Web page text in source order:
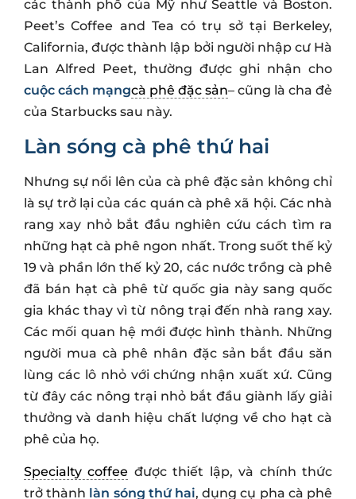
các thành phố của Mỹ như Seattle và Boston.
Peet’s Coffee and Tea có trụ sở tại Berkeley,
California, được thành lập bởi người nhập cư Hà
Lan Alfred Peet, thường được ghi nhận cho
cuộc cách mạngcà phê đặc sản– cũng là cha đẻ
của Starbucks sau này.
Làn sóng cà phê thứ hai
Nhưng sự nổi lên của cà phê đặc sản không chỉ
là sự trở lại của các quán cà phê xã hội. Các nhà
rang xay nhỏ bắt đầu nghiên cứu cách tìm ra
những hạt cà phê ngon nhất. Trong suốt thế kỷ
19 và phần lớn thế kỷ 20, các nước trồng cà phê
đã bán hạt cà phê từ quốc gia này sang quốc
gia khác thay vì từ nông trại đến nhà rang xay.
Các mối quan hệ mới được hình thành. Những
người mua cà phê nhân đặc sản bắt đầu săn
lùng các lô nhỏ với chứng nhận xuất xứ. Cũng
từ đây các nông trại nhỏ bắt đầu giành lấy giải
thưởng và danh hiệu chất lượng về cho hạt cà
phê của họ.
Specialty coffee được thiết lập, và chính thức
trở thành làn sóng thứ hai, dụng cụ pha cà phê